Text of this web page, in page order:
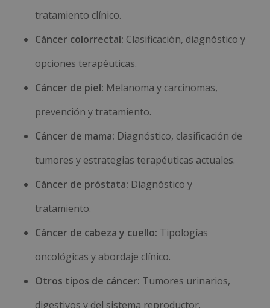
tratamiento clínico.
Cáncer colorrectal: Clasificación, diagnóstico y
opciones terapéuticas.
Cáncer de piel: Melanoma y carcinomas,
prevención y tratamiento.
Cáncer de mama: Diagnóstico, clasificación de
tumores y estrategias terapéuticas actuales.
Cáncer de próstata: Diagnóstico y
tratamiento.
Cáncer de cabeza y cuello: Tipologías
oncológicas y abordaje clínico.
Otros tipos de cáncer: Tumores urinarios,
digestivos y del sistema reproductor.